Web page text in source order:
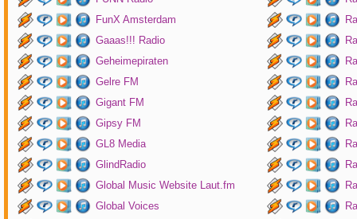
FunX Amsterdam
Gaaas!!! Radio
Geheimepiraten
Gelre FM
Gigant FM
Gipsy FM
GL8 Media
GlindRadio
Global Music Website Laut.fm
Global Voices